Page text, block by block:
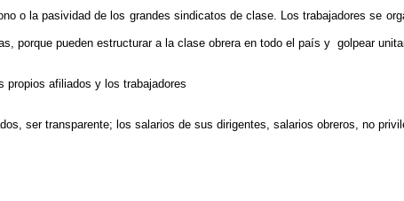
o la pasividad de los grandes sindicatos de clase. Los trabajadores se
porque pueden estructurar a la clase obrera en todo el país y golpear
propios afiliados y los trabajadores
ser transparente; los salarios de sus dirigentes, salarios obreros, no